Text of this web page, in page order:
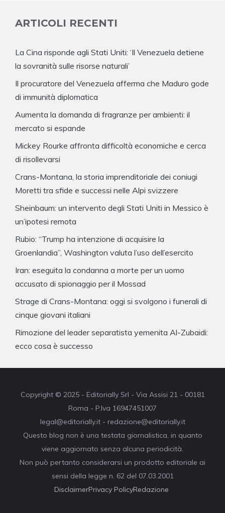
ARTICOLI RECENTI
La Cina risponde agli Stati Uniti: ‘Il Venezuela detiene
la sovranità sulle risorse naturali’
Il procuratore del Venezuela afferma che Maduro gode
di immunità diplomatica
Aumenta la domanda di fragranze per ambienti: il
mercato si espande
Mickey Rourke affronta difficoltà economiche e cerca
di risollevarsi
Crans-Montana, la storia imprenditoriale dei coniugi
Moretti tra sfide e successi nelle Alpi svizzere
Sheinbaum: un intervento degli Stati Uniti in Messico è
un’ipotesi remota
Rubio: “Trump ha intenzione di acquisire la
Groenlandia”, Washington valuta l’uso dell’esercito
Iran: eseguita la condanna a morte per un uomo
accusato di spionaggio per il Mossad
Strage di Crans-Montana: oggi si svolgono i funerali di
cinque giovani italiani
Rimozione del leader separatista yemenita Al-Zubaidi:
ecco cosa è successo
Copyright © 2025 - Editorially Srl - Via Assisi 21 - 00181
Roma - P.Iva 16947451007
legal@editorially.it - redazione@editorially.it
Questo blog non è una testata giornalistica, in quanto
viene aggiornato senza alcuna periodicità.
Non può pertanto considerarsi un prodotto editoriale ai
sensi della legge n. 62 del 07.03.2001
DisclaimerPrivacy PolicyRedazione